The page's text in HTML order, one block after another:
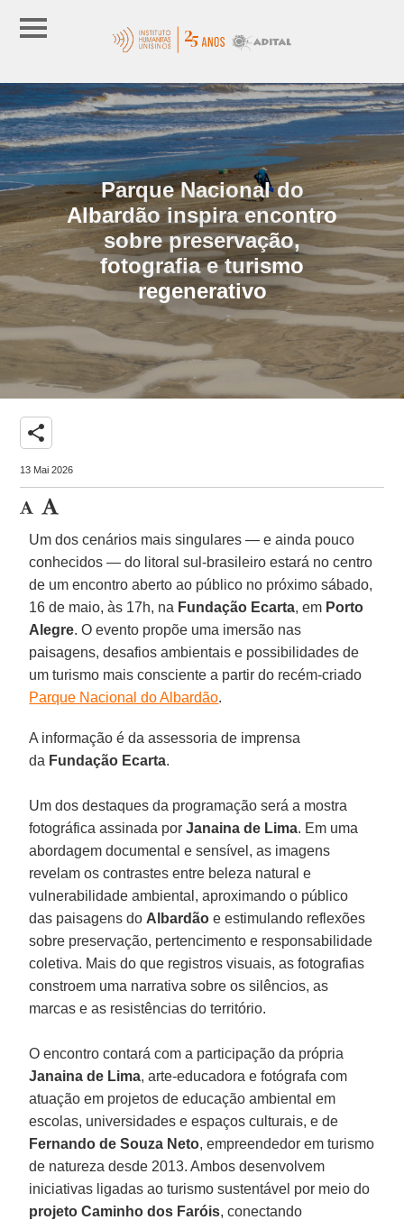
Parque Nacional do
Albardão inspira encontro
sobre preservação,
fotografia e turismo
regenerativo
share
13 Mai 2026
Um dos cenários mais singulares — e ainda pouco
conhecidos — do litoral sul-brasileiro estará no centro
de um encontro aberto ao público no próximo sábado,
16 de maio, às 17h, na Fundação Ecarta, em Porto
Alegre. O evento propõe uma imersão nas
paisagens, desafios ambientais e possibilidades de
um turismo mais consciente a partir do recém-criado
Parque Nacional do Albardão.
A informação é da assessoria de imprensa
da Fundação Ecarta.
Um dos destaques da programação será a mostra
fotográfica assinada porJanaina de Lima. Em uma
abordagem documental e sensível, as imagens
revelam os contrastes entre beleza natural e
vulnerabilidade ambiental, aproximando o público
das paisagens do Albardão e estimulando reflexões
sobre preservação, pertencimento e responsabilidade
coletiva. Mais do que registros visuais, as fotografias
constroem uma narrativa sobre os silêncios, as
marcas e as resistências do território.
O encontro contará com a participação da própria
Janaina de Lima, arte-educadora e fotógrafa com
atuação em projetos de educação ambiental em
escolas, universidades e espaços culturais, e de
Fernando de Souza Neto, empreendedor em turismo
de natureza desde 2013. Ambos desenvolvem
iniciativas ligadas ao turismo sustentável por meio do
projeto Caminho dos Faróis, conectando